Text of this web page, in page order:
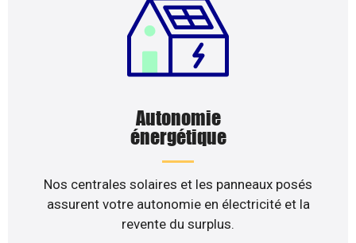
Autonomie
énergétique
Nos centrales solaires et les panneaux posés
assurent votre autonomie en électricité et la
revente du surplus.